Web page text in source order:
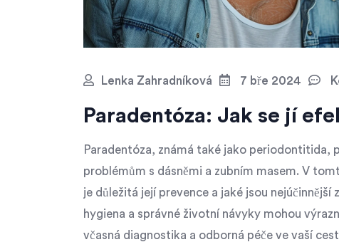
Lenka Zahradníková 7 bře 2024
Paradentóza: Jak se jí
Paradentóza, známá také jako periodontitida,
problémům s dásněmi a zubním masem. V
je důležitá její prevence a jaké jsou
hygiena a správné životní návyky mohou
včasná diagnostika a odborná péče ve vaší